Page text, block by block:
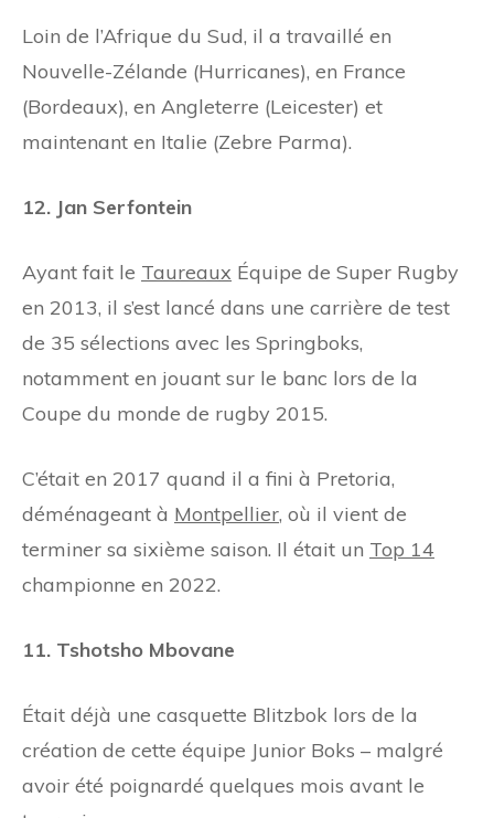
Loin de l’Afrique du Sud, il a travaillé en
Nouvelle-Zélande (Hurricanes), en France
(Bordeaux), en Angleterre (Leicester) et
maintenant en Italie (Zebre Parma).
12. Jan Serfontein
Ayant fait le Taureaux Équipe de Super Rugby
en 2013, il s’est lancé dans une carrière de test
de 35 sélections avec les Springboks,
notamment en jouant sur le banc lors de la
Coupe du monde de rugby 2015.
C’était en 2017 quand il a fini à Pretoria,
déménageant à Montpellier, où il vient de
terminer sa sixième saison. Il était un Top 14
championne en 2022.
11. Tshotsho Mbovane
Était déjà une casquette Blitzbok lors de la
création de cette équipe Junior Boks – malgré
avoir été poignardé quelques mois avant le